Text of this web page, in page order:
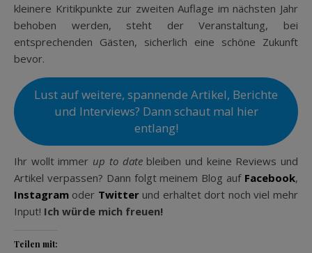
kleinere Kritikpunkte zur zweiten Auflage im nächsten Jahr
behoben werden, steht der Veranstaltung, bei
entsprechenden Gästen, sicherlich eine schöne Zukunft
bevor.
Lust auf weitere, spannende Artikel, Berichte
und Interviews? Dann schaut mal hier
entlang!
Ihr wollt immer up to datebleiben und keine Reviews und
Artikel verpassen? Dann folgt meinem Blog auf Facebook,
Instagram oder Twitter und erhaltet dort noch viel mehr
Input! Ich würde mich freuen!
Teilen mit: